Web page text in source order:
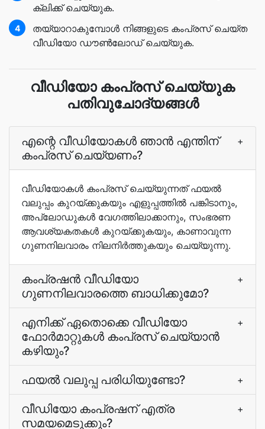
ക്ലിക്ക് ചെയ്യുക.
4
തയ്യാറാകുമ്പോൾ നിങ്ങളുടെ കംപ്രസ് ചെയ്ത
വീഡിയോ ഡൗൺലോഡ് ചെയ്യുക.
വീഡിയോ കംപ്രസ് ചെയ്യുക
പതിവുചോദ്യങ്ങൾ
എന്റെ വീഡിയോകൾ ഞാൻ എന്തിന്
കംപ്രസ് ചെയ്യണം?
+
വീഡിയോകൾ കംപ്രസ് ചെയ്യുന്നത് ഫയൽ
വലുപ്പം കുറയ്ക്കുകയും എളുപ്പത്തിൽ പങ്കിടാനും,
അപ്‌ലോഡുകൾ വേഗത്തിലാക്കാനും, സംഭരണ
ആവശ്യകതകൾ കുറയ്ക്കുകയും, കാണാവുന്ന
ഗുണനിലവാരം നിലനിർത്തുകയും ചെയ്യുന്നു.
കംപ്രഷൻ വീഡിയോ
ഗുണനിലവാരത്തെ ബാധിക്കുമോ?
+
എനിക്ക് ഏതൊക്കെ വീഡിയോ
ഫോർമാറ്റുകൾ കംപ്രസ് ചെയ്യാൻ
കഴിയും?
+
ഫയൽ വലുപ്പ പരിധിയുണ്ടോ? +
വീഡിയോ കംപ്രഷന് എത്ര
സമയമെടുക്കും?
+